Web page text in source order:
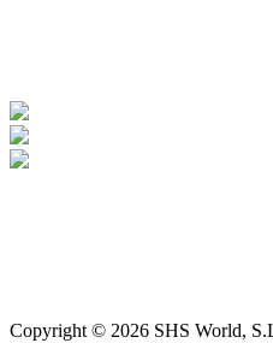
Copyright © 2026 SHS World,